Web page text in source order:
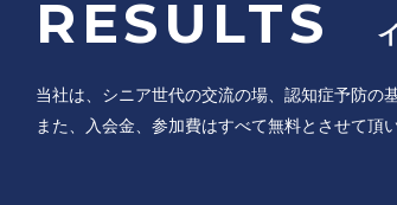
RESULTS
当社は、シニア世代の交流の場、認知症予防の
また、入会金、参加費はすべて無料とさせて